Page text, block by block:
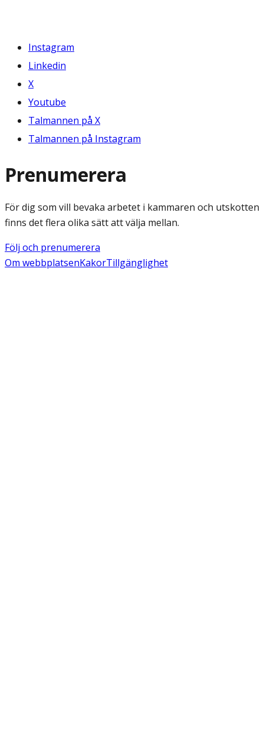
Instagram
Linkedin
X
Youtube
Talmannen på X
Talmannen på Instagram
Prenumerera
För dig som vill bevaka arbetet i kammaren och utskotten
finns det flera olika sätt att välja mellan.
Följ och prenumerera
Om webbplatsenKakorTillgänglighet